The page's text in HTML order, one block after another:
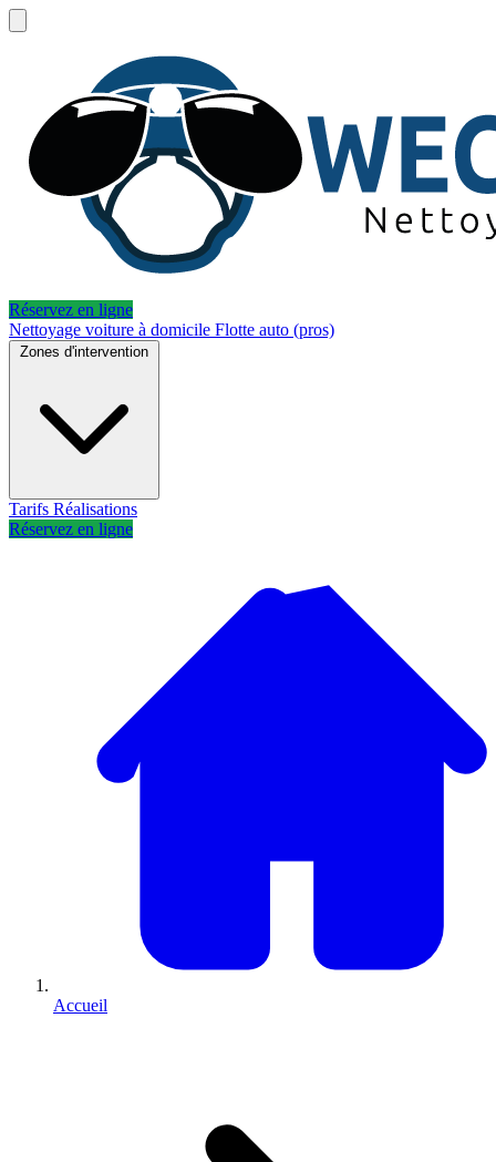
Réservez en ligne
Nettoyage voiture à domicile Flotte auto (pros)
Zones d'intervention
Tarifs Réalisations
Réservez en ligne
Accueil